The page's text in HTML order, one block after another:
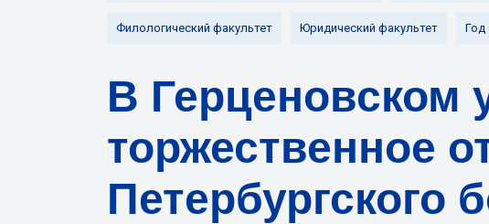
Филологический факультет Юридический факультет Год
В Герценовском
торжественное
Петербургского